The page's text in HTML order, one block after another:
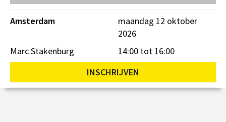
Amsterdam
maandag 12 oktober
2026
14:00 tot 16:00
Marc Stakenburg
INSCHRIJVEN